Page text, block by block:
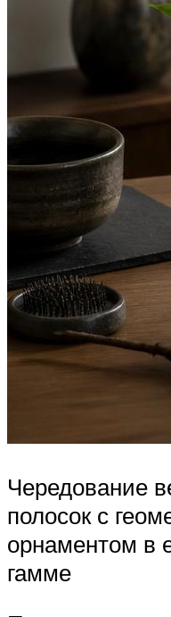
Чередование
полосок с
орнаментом в
гамме